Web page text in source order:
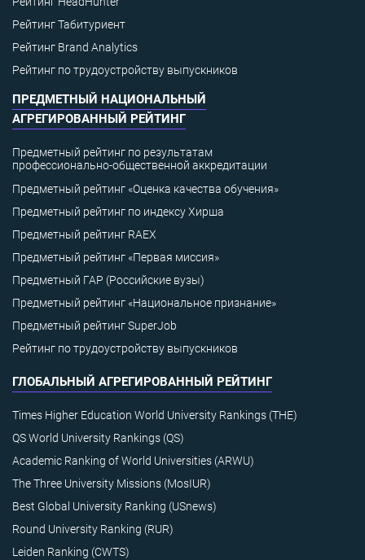
Рейтинг Табитуриент
Рейтинг Brand Analytics
Рейтинг по трудоустройству выпускников
ПРЕДМЕТНЫЙ НАЦИОНАЛЬНЫЙ
АГРЕГИРОВАННЫЙ РЕЙТИНГ
Предметный рейтинг по результатам
профессионально-общественной аккредитации
Предметный рейтинг «Оценка качества обучения»
Предметный рейтинг по индексу Хирша
Предметный рейтинг RAEX
Предметный рейтинг «Первая миссия»
Предметный ГАР (Российские вузы)
Предметный рейтинг «Национальное признание»
Предметный рейтинг SuperJob
Рейтинг по трудоустройству выпускников
ГЛОБАЛЬНЫЙ АГРЕГИРОВАННЫЙ РЕЙТИНГ
Times Higher Education World University Rankings (THE)
QS World University Rankings (QS)
Academic Ranking of World Universities (ARWU)
The Three University Missions (MosIUR)
Best Global University Ranking (USnews)
Round University Ranking (RUR)
Leiden Ranking (CWTS)